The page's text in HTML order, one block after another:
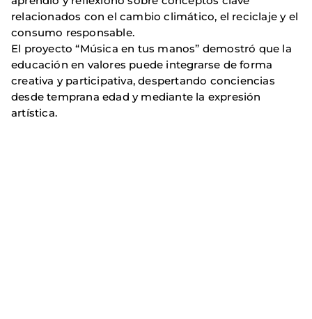
relacionados con el cambio climático, el reciclaje y el
consumo responsable.
El proyecto “Música en tus manos” demostró que la
educación en valores puede integrarse de forma
creativa y participativa, despertando conciencias
desde temprana edad y mediante la expresión
artística.